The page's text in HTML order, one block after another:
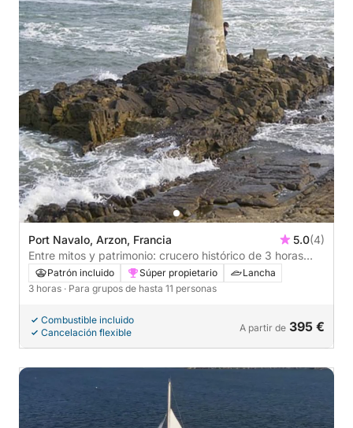
Port Navalo, Arzon, Francia 5.0(4)
Entre mitos y patrimonio: crucero histórico de 3 horas
desde Port Navalo
Patrón incluido Súper propietario
Lancha
3 horas · Para grupos de hasta 11 personas
Combustible incluido
Cancelación flexible
A partir de 395 €